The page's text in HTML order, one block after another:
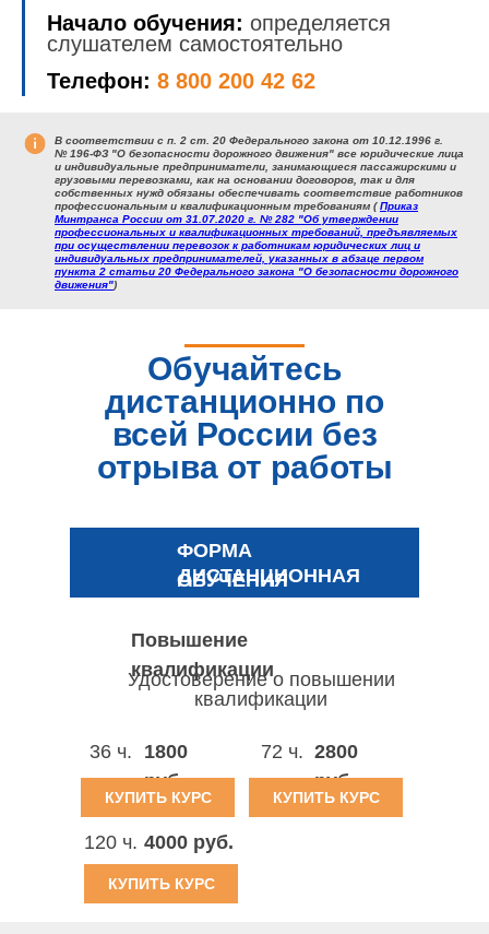
Начало обучения: определяется
слушателем самостоятельно
Телефон: 8 800 200 42 62
В соответствии с п. 2 ст. 20 Федерального закона от 10.12.1996 г.
№ 196-ФЗ "О безопасности дорожного движения" все юридические лица
и индивидуальные предприниматели, занимающиеся пассажирскими и
грузовыми перевозками, как на основании договоров, так и для
собственных нужд обязаны обеспечивать соответствие работников
профессиональным и квалификационным требованиям (Приказ
Минтранса России от 31.07.2020 г. № 282 "Об утверждении
профессиональных и квалификационных требований, предъявляемых
при осуществлении перевозок к работникам юридических лиц и
индивидуальных предпринимателей, указанных в абзаце первом
пункта 2 статьи 20 Федерального закона "О безопасности дорожного
движения")
Обучайтесь
дистанционно по
всей России без
отрыва от работы
ФОРМА
ОБУЧЕНИЯ
ДИСТАНЦИОННАЯ
Повышение
квалификации
Удостоверение о повышении
квалификации
36 ч. 72 ч.
120 ч.
1800
руб.
2800
руб.
4000 руб.
КУПИТЬ КУРС КУПИТЬ КУРС
КУПИТЬ КУРС